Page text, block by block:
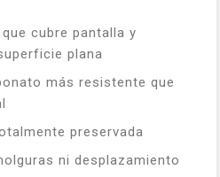
cubre pantalla y
plana
más resistente que
preservada
ni desplazamiento